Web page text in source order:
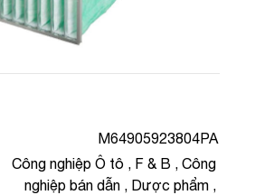
M64905923804PA
Công nghiệp Ô tô F & B
Công
nghiệp bán dẫn
Dược phẩm